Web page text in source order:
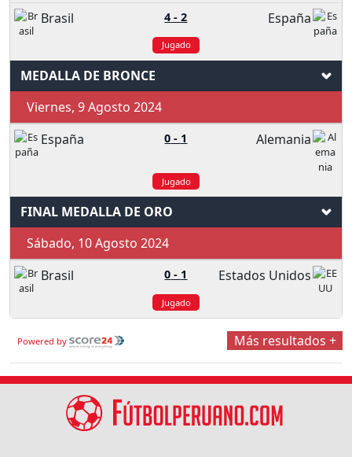
Brasil 4 -2 España
Jugado
MEDALLA DE BRONCE
Viernes, 9 Agosto 2024
España
0 - 1 Alemania
Jugado
FINAL MEDALLA DE ORO
Sábado, 10 Agosto 2024
Brasil
0 - 1 Estados Unidos
Jugado
Powered by Más resultados +